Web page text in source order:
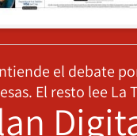
el debate
El resto lee La